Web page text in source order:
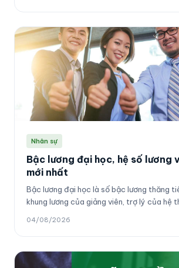
Nhân sự
Bậc lương đại học, hệ số lương
mới nhất
Bậc lương đại học là số bậc lương thăng
khung lương của giảng viên, trợ lý của hệ
04/08/2026